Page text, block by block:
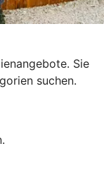
Sie
suchen.